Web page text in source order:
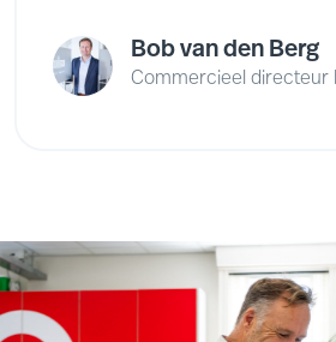
Bob van den Berg
Commercieel directeur